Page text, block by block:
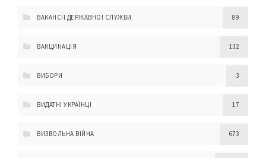
ВАКАНСІЇ ДЕРЖАВНОЇ СЛУЖБИ 89
ВАКЦИНАЦІЯ 132
ВИБОРИ 3
ВИДАТНІ УКРАЇНЦІ 17
ВИЗВОЛЬНА ВІЙНА 673